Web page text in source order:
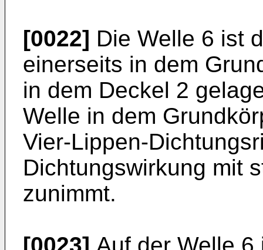
[0022] Die Welle 6 ist
einerseits in dem
in dem Deckel 2
Welle in dem
Vier-Lippen-
Dichtungswirkung mit
zunimmt.